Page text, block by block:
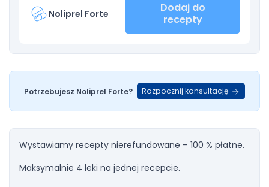
Noliprel Forte
Dodaj do
recepty
Potrzebujesz Noliprel Forte? Rozpocznij konsultację
Wystawiamy recepty nierefundowane – 100 % płatne.
Maksymalnie 4 leki na jednej recepcie.